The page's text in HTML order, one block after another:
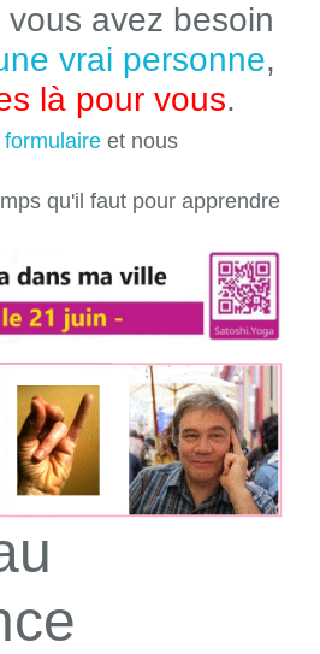
avez besoin
vrai personne,
là pour vous.
et nous
qu'il faut pour apprendre